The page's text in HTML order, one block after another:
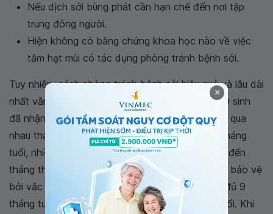
Nếu dịch sởi bùng phát cần hạn chế đến nơi tập
trung đông người.
Hiện không có bằng chứng khoa học nào về việc
tắm hạt mùi có tác dụng phòng tránh bệnh sởi.
Tuy nhiên, cách phòng tránh bệnh sởi hiệu quả và lâu dài
nhất vẫn là tiêm phòng vắc xin sởi. Đối với trẻ sơ sinh
đã nhận được kháng thể miễn dịch từ mẹ truyền qua
nhau thai sẽ có khả năng miễn dịch cho đến 6 tháng
tuổi, nhiều em bé còn lưu giữ kháng thể này cho đến
tháng thứ 9. Từ tháng thứ 9 trở đi, trẻ cần được bảo vệ
bởi vắc xin sởi. Hai mũi sởi sẽ được tiêm khi trẻ đủ 9
tháng tuổi và tiêm nhắc lại khi trẻ đủ 18 tháng tuổi. Khi
×